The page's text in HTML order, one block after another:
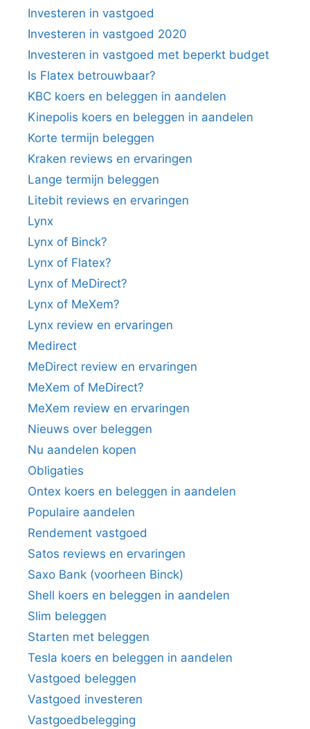
Investeren in vastgoed
Investeren in vastgoed 2020
Investeren in vastgoed met beperkt budget
Is Flatex betrouwbaar?
KBC koers en beleggen in aandelen
Kinepolis koers en beleggen in aandelen
Korte termijn beleggen
Kraken reviews en ervaringen
Lange termijn beleggen
Litebit reviews en ervaringen
Lynx
Lynx of Binck?
Lynx of Flatex?
Lynx of MeDirect?
Lynx of MeXem?
Lynx review en ervaringen
Medirect
MeDirect review en ervaringen
MeXem of MeDirect?
MeXem review en ervaringen
Nieuws over beleggen
Nu aandelen kopen
Obligaties
Ontex koers en beleggen in aandelen
Populaire aandelen
Rendement vastgoed
Satos reviews en ervaringen
Saxo Bank (voorheen Binck)
Shell koers en beleggen in aandelen
Slim beleggen
Starten met beleggen
Tesla koers en beleggen in aandelen
Vastgoed beleggen
Vastgoed investeren
Vastgoedbelegging